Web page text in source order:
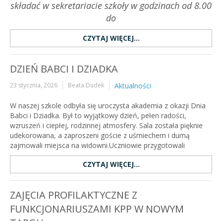
składać w sekretariacie szkoły w godzinach od 8.00
do
CZYTAJ WIĘCEJ...
DZIEŃ BABCI I DZIADKA
23 stycznia, 2026 Beata Dudek Aktualności
W naszej szkole odbyła się uroczysta akademia z okazji Dnia
Babci i Dziadka. Był to wyjątkowy dzień, pełen radości,
wzruszeń i ciepłej, rodzinnej atmosfery. Sala została pięknie
udekorowana, a zaproszeni goście z uśmiechem i dumą
zajmowali miejsca na widowni.Uczniowie przygotowali
CZYTAJ WIĘCEJ...
ZAJĘCIA PROFILAKTYCZNE Z
FUNKCJONARIUSZAMI KPP W NOWYM